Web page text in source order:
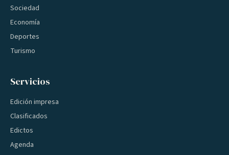
Sociedad
Economía
Deportes
Turismo
Servicios
Edición impresa
Clasificados
Edictos
Agenda